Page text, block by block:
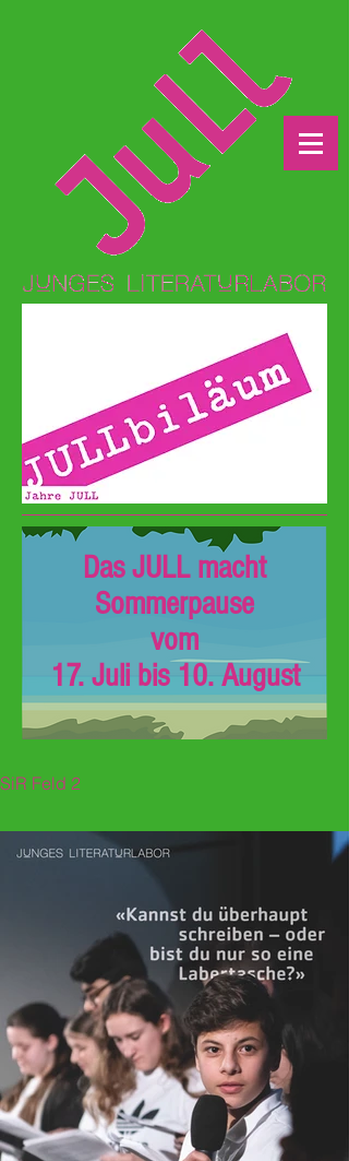
Das JULL macht
Sommerpause
vom
17. Juli bis 10. August
SiR Feld 2